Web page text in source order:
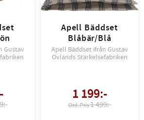
Gustav
Apell Bäddset
Blåbär/Blå
Apell Bäddset ifrån Gustav
Ovlands Stärkelsefabriken
1 199:-
1 499:-